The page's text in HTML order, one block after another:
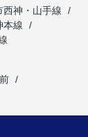
西神・山手線
本線